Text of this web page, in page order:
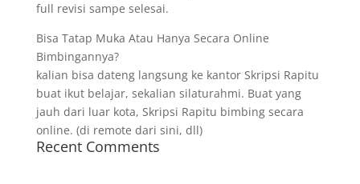
full revisi sampe selesai.
Bisa Tatap Muka Atau Hanya Secara Online
Bimbingannya?
kalian bisa dateng langsung ke kantor Skripsi Rapitu
buat ikut belajar, sekalian silaturahmi. Buat yang
jauh dari luar kota, Skripsi Rapitu bimbing secara
online. (di remote dari sini, dll)
Recent Comments